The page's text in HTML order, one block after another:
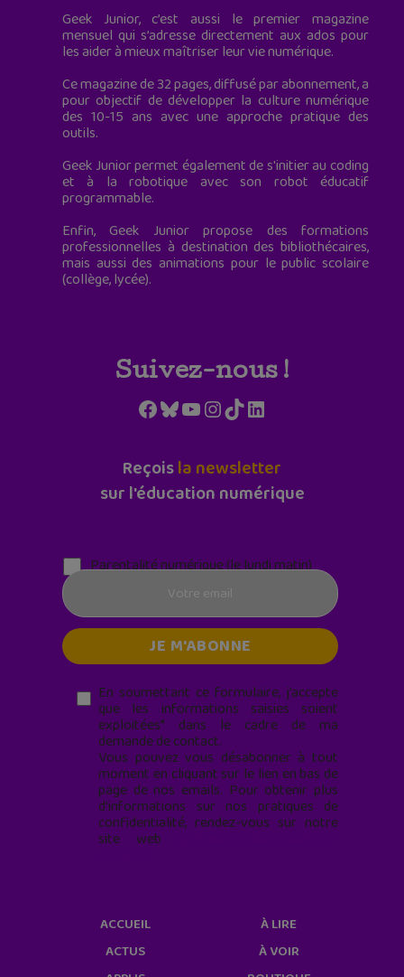
Geek Junior, c’est aussi le premier magazine
mensuel qui s’adresse directement aux ados pour
les aider à mieux maîtriser leur vie numérique.
Ce magazine de 32 pages, diffusé par abonnement, a
pour objectif de développer la culture numérique
des 10-15 ans avec une approche pratique des
outils.
Geek Junior permet également de s'initier au coding
et à la robotique avec son robot éducatif
programmable.
Enfin, Geek Junior propose des formations
professionnelles à destination des bibliothécaires,
mais aussi des animations pour le public scolaire
(collège, lycée).
Suivez-nous !
Facebook
Bluesky
YouTube
Instagram
TikTokLinkedIn
Reçoisla newsletter
sur l'éducation numérique
Parentalité numérique (le lundi matin)
En soumettant ce formulaire, j’accepte
que les informations saisies soient
exploitées* dans le cadre de ma
demande de contact.
Vous pouvez vous désabonner à tout
moment en cliquant sur le lien en bas de
page de nos emails. Pour obtenir plus
d'informations sur nos pratiques de
confidentialité, rendez-vous sur notre
site web
ACCUEIL
ACTUS
À LIRE
À VOIR